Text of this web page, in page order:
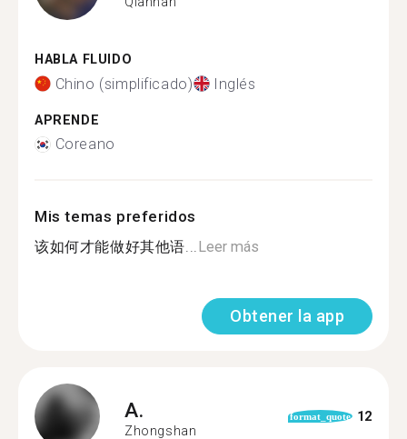
HABLA FLUIDO
Chino (simplificado) Inglés
APRENDE
Coreano
Mis temas preferidos
该如何才能做好其他语...Leer más
Obtener la app
A.
Zhongshan
format_quote 12